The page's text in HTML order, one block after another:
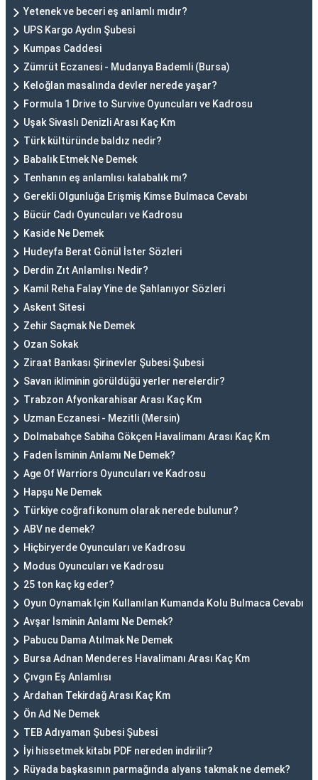
Yetenek ve beceri eş anlamlı mıdır?
UPS Kargo Aydın Şubesi
Kumpas Caddesi
Zümrüt Eczanesi - Mudanya Bademli (Bursa)
Keloğlan masalında devler nerede yaşar?
Formula 1 Drive to Survive Oyuncuları ve Kadrosu
Uşak Sivaslı Denizli Arası Kaç Km
Türk kültüründe baldız nedir?
Babalık Etmek Ne Demek
Tenhanın eş anlamlısı kalabalık mı?
Gerekli Olgunluğa Erişmiş Kimse Bulmaca Cevabı
Bücür Cadı Oyuncuları ve Kadrosu
Kaside Ne Demek
Hudeyfa Berat Gönül İster Sözleri
Derdin Zıt Anlamlısı Nedir?
Kamil Reha Falay Yine de Şahlanıyor Sözleri
Askent Sitesi
Zehir Saçmak Ne Demek
Ozan Sokak
Ziraat Bankası Şirinevler Şubesi Şubesi
Savan ikliminin görüldüğü yerler nerelerdir?
Trabzon Afyonkarahisar Arası Kaç Km
Uzman Eczanesi - Mezitli (Mersin)
Dolmabahçe Sabiha Gökçen Havalimanı Arası Kaç Km
Faden İsminin Anlamı Ne Demek?
Age Of Warriors Oyuncuları ve Kadrosu
Hapşu Ne Demek
Türkiye coğrafi konum olarak nerede bulunur?
ABV ne demek?
Hiçbiryerde Oyuncuları ve Kadrosu
Modus Oyuncuları ve Kadrosu
25 ton kaç kg eder?
Oyun Oynamak Için Kullanılan Kumanda Kolu Bulmaca Cevabı
Avşar İsminin Anlamı Ne Demek?
Pabucu Dama Atılmak Ne Demek
Bursa Adnan Menderes Havalimanı Arası Kaç Km
Çıvgın Eş Anlamlısı
Ardahan Tekirdağ Arası Kaç Km
Ön Ad Ne Demek
TEB Adıyaman Şubesi Şubesi
İyi hissetmek kitabı PDF nereden indirilir?
Rüyada başkasının parmağında alyans takmak ne demek?